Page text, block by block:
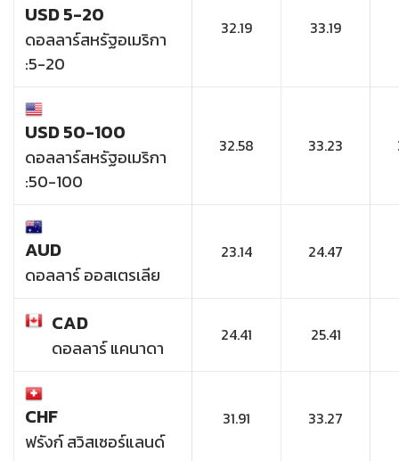
USD 5-20
ดอลลาร์สหรัฐอเมริกา
:5-20
32.19 33.19
USD 50-100
ดอลลาร์สหรัฐอเมริกา
:50-100
32.58 33.23
AUD
ดอลลาร์ ออสเตรเลีย
23.14 24.47
CAD
ดอลลาร์ แคนาดา
24.41 25.41
CHF
ฟรังก์ สวิสเซอร์แลนด์
31.91 33.27